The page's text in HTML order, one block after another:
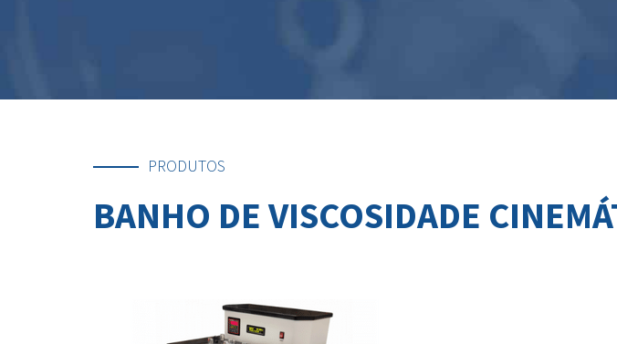
PRODUTOS
BANHO DE VISCOSIDADE